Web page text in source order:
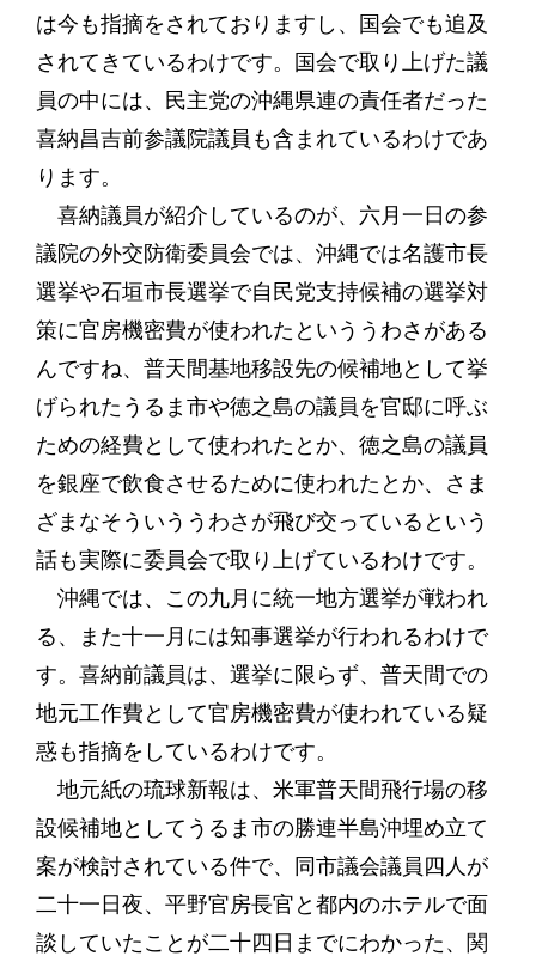
は今も指摘をされておりますし、国会でも追及
されてきているわけです。国会で取り上げた議
員の中には、民主党の沖縄県連の責任者だった
喜納昌吉前参議院議員も含まれているわけであ
ります。
喜納議員が紹介しているのが、六月一日の参
議院の外交防衛委員会では、沖縄では名護市長
選挙や石垣市長選挙で自民党支持候補の選挙対
策に官房機密費が使われたといううわさがある
んですね、普天間基地移設先の候補地として挙
げられたうるま市や徳之島の議員を官邸に呼ぶ
ための経費として使われたとか、徳之島の議員
を銀座で飲食させるために使われたとか、さま
ざまなそういううわさが飛び交っているという
話も実際に委員会で取り上げているわけです。
沖縄では、この九月に統一地方選挙が戦われ
る、また十一月には知事選挙が行われるわけで
す。喜納前議員は、選挙に限らず、普天間での
地元工作費として官房機密費が使われている疑
惑も指摘をしているわけです。
地元紙の琉球新報は、米軍普天間飛行場の移
設候補地としてうるま市の勝連半島沖埋め立て
案が検討されている件で、同市議会議員四人が
二十一日夜、平野官房長官と都内のホテルで面
談していたことが二十四日までにわかった、関